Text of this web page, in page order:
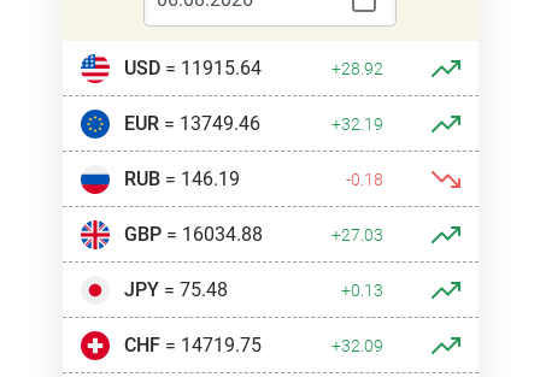
USD= 11915.64 +28.92
EUR= 13749.46 +32.19
RUB= 146.19 -0.18
GBP= 16034.88 +27.03
JPY= 75.48 +0.13
CHF= 14719.75 +32.09